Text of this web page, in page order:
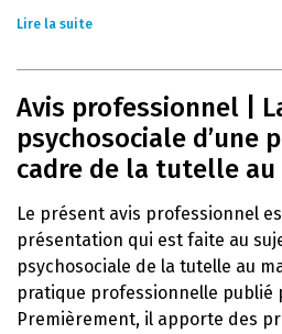
Lire la suite
Avis professionnel |
psychosociale d’une
cadre de la tutelle au
Le présent avis professionnel
présentation qui est faite au
psychosociale de la tutelle au
pratique professionnelle publié
Premièrement, il apporte des